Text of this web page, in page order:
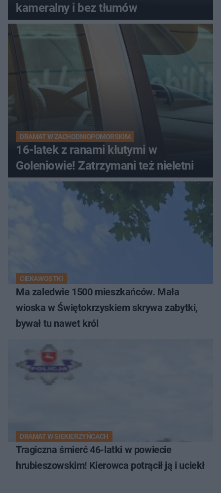
kameralny i bez tłumów
DRAMAT W ZACHODNIOPOMORSKIM
16-latek z ranami kłutymi w
Goleniowie! Zatrzymani też nieletni
CIEKAWOSTKI
Ma zaledwie 1500 mieszkańców. Mała
wioska w Świętokrzyskiem skrywa zabytki,
bywał tu nawet król
DRAMAT W SIEKIERZYŃCACH
Tragiczna śmierć 46-latki w powiecie
hrubieszowskim! Kierowca potrącił ją i uciekł